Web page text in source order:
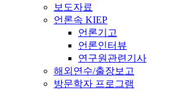
보도자료
언론속 KIEP
언론기고
언론인터뷰
연구원관련기사
해외연수/출장보고
방문학자 프로그램